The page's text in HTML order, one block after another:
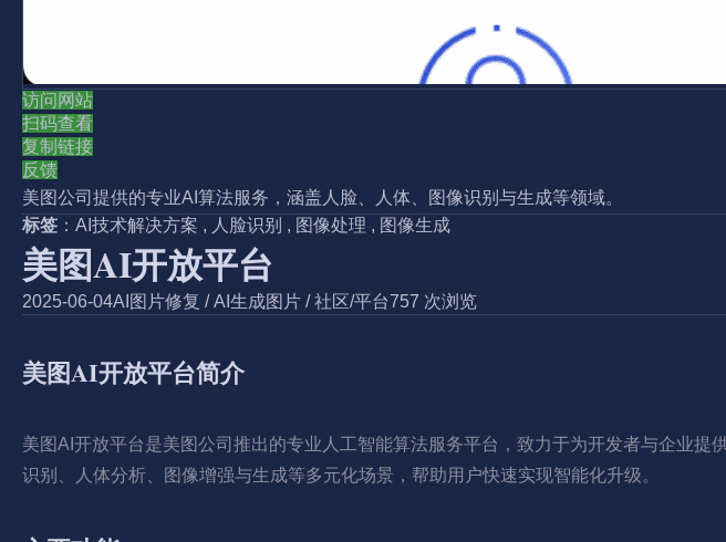
访问网站
扫码查看
复制链接
反馈
美图公司提供的专业AI算法服务，涵盖人脸、人体、图像识别与生成等领域。
标签 ： AI技术解决方案 , 人脸识别 , 图像处理 , 图像生成
美图AI开放平台
2025-06-04AI图片修复 /AI生成图片 /社区/平台757 次浏览
美图AI开放平台简介
美图AI开放平台是美图公司推出的专业人工智能算法服务平台，致力于为开发者与企业
识别、人体分析、图像增强与生成等多元化场景，帮助用户快速实现智能化升级。